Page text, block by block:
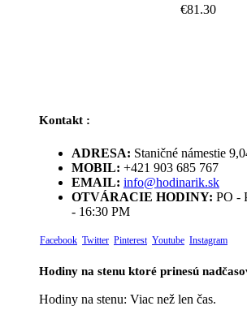
€81.30
Kontakt :
ADRESA: Staničné námestie
MOBIL: +421 903 685 767
EMAIL: info@hodinarik.sk
OTVÁRACIE HODINY: PO -
- 16:30 PM
Facebook Twitter Pinterest Youtube Instagram
Hodiny na stenu ktoré prinesú
Hodiny na stenu: Viac než len čas.